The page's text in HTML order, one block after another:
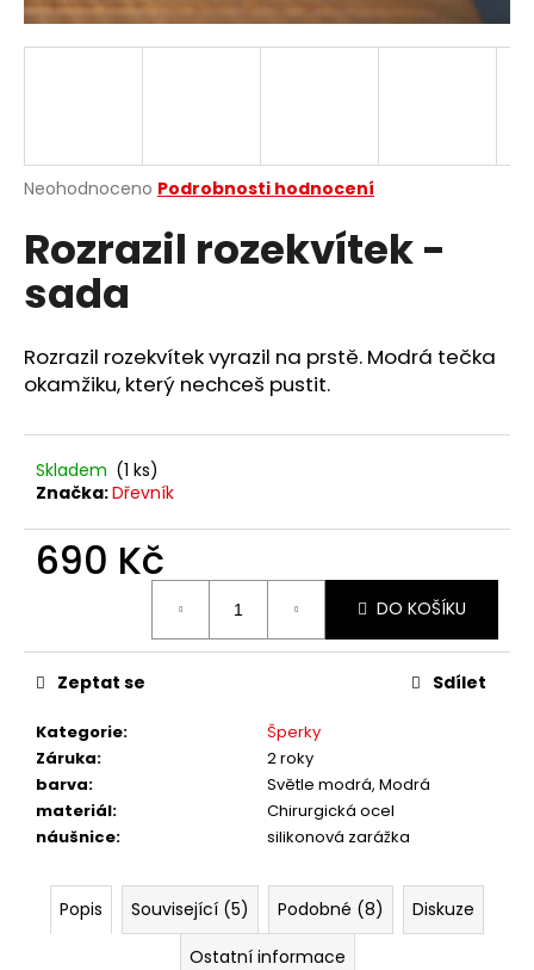
Průměrné
produktu
je
z
hvězdiček.
Neohodnoceno Podrobnosti hodnocení
Rozrazil rozekvítek -
sada
Rozrazil rozekvítek vyrazil na prstě. Modrá tečka
okamžiku, který nechceš pustit.
Skladem (1 ks)
Značka:Dřevník
690 Kč
DO KOŠÍKU
Kategorie:
Šperky
Záruka:
2 roky
barva:
Světle modrá, Modrá
materiál:
Chirurgická ocel
náušnice: silikonová zarážka
Zeptat se Sdílet
Popis Související (5) Podobné (8)
Diskuze
Ostatní informace
a
j
?
D
p
o
č
u
m
e